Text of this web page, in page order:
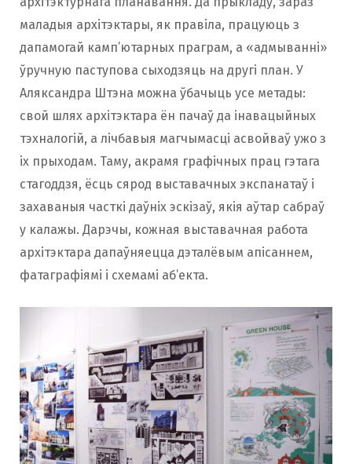
маладыя архітэктары, як правіла, працуюць з
дапамогай камп’ютарных праграм, а «адмыванні»
ўручную паступова сыходзяць на другі план. У
Аляксандра Штэна можна ўбачыць усе метады:
свой шлях архітэктара ён пачаў да інавацыйных
тэхналогій, а лічбавыя магчымасці асвойваў ужо з
іх прыходам. Таму, акрамя графічных прац гэтага
стагоддзя, ёсць сярод выставачных экспанатаў і
захаваныя часткі даўніх эскізаў, якія аўтар сабраў
у калажы. Дарэчы, кожная выставачная работа
архітэктара дапаўняецца дэталёвым апісаннем,
фатаграфіямі і схемамі аб’екта.